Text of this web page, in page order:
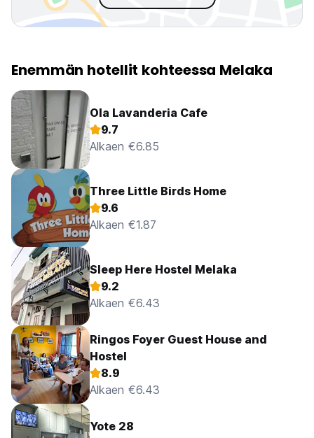
Enemmän hotellit kohteessa Melaka
Ola Lavanderia Cafe
9.7
Alkaen €6.85
Three Little Birds Home
9.6
Alkaen €1.87
Sleep Here Hostel Melaka
9.2
Alkaen €6.43
Ringos Foyer Guest House and
Hostel
8.9
Alkaen €6.43
Yote 28